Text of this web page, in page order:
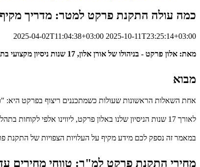
כמה עולה התקנת פרקט למטר: מדריך מקיף
2025-04-02T11:04:38+03:00 2025-10-11T23:25:14+03:00
מאת: אלון פרקט - בניהולו של אורן אלון, 17 שנות ניסיון מקצועי בתחום הפרקטים
מבוא
אחת השאלות הראשונות שעולות כשמתכננים ריצוף בפרקט היא:
לאורך 17 שנות הניסיון שלנו באלון פרקט, ליווינו אלפי לקוחות בתהליך בחירת והתקנת פרקט, וצברנו ידע רב בנושא המחירים והעלויות בשוק.
במאמר זה נספק לכם מידע מקיף על העלויות הצפויות של
מחירי התקנת פרקט למ"ר: טווחי מחירים